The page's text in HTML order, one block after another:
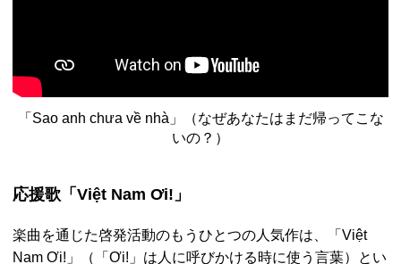
「Sao anh chưa về nhà」（なぜあなたはまだ帰ってこな
いの？）
応援歌「Việt Nam Ơi!」
楽曲を通じた啓発活動のもうひとつの人気作は、「Việt
Nam Ơi!」（「Ơi!」は人に呼びかける時に使う言葉）とい